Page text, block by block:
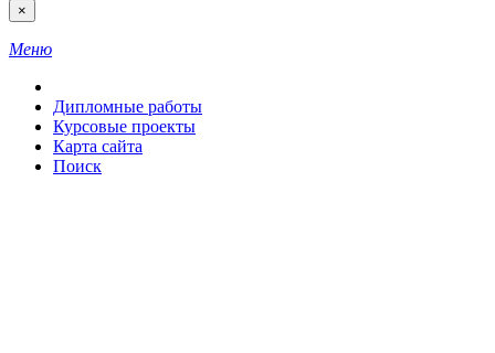
×
Меню
Дипломные работы
Курсовые проекты
Карта сайта
Поиск